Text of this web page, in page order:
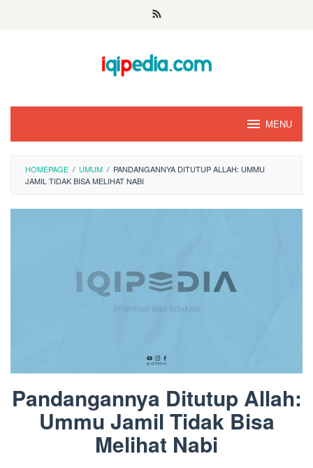
MENU
HOMEPAGE / UMUM / PANDANGANNYA DITUTUP ALLAH: UMMU
JAMIL TIDAK BISA MELIHAT NABI
Pandangannya Ditutup Allah:
Ummu Jamil Tidak Bisa
Melihat Nabi